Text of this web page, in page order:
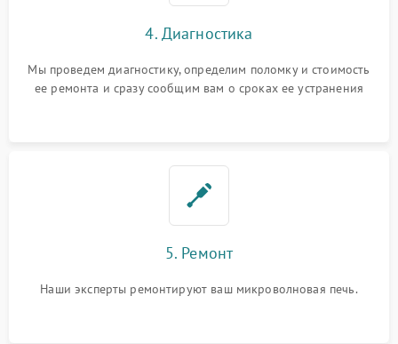
4. Диагностика
Мы проведем диагностику, определим поломку и стоимость
ее ремонта и сразу сообщим вам о сроках ее устранения
5. Ремонт
Наши эксперты ремонтируют ваш микроволновая печь.